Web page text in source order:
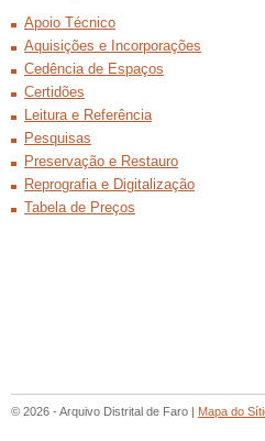
Apoio Técnico
Aquisições e Incorporações
Cedência de Espaços
Certidões
Leitura e Referência
Pesquisas
Preservação e Restauro
Reprografia e Digitalização
Tabela de Preços
© 2026 - Arquivo Distrital de Faro | Mapa do